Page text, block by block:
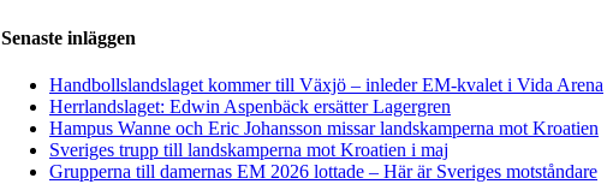
Senaste inläggen
Handbollslandslaget kommer till Växjö – inleder EM-kvalet i Vida Arena
Herrlandslaget: Edwin Aspenbäck ersätter Lagergren
Hampus Wanne och Eric Johansson missar landskamperna mot Kroatien
Sveriges trupp till landskamperna mot Kroatien i maj
Grupperna till damernas EM 2026 lottade – Här är Sveriges motståndare